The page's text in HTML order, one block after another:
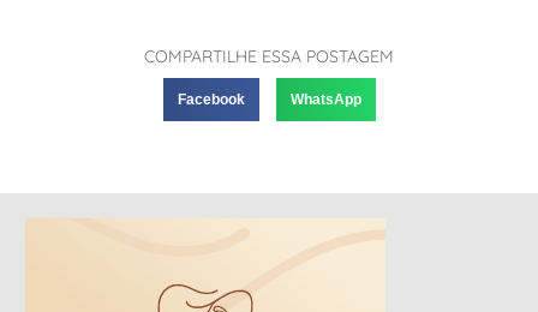
COMPARTILHE ESSA POSTAGEM
Facebook WhatsApp